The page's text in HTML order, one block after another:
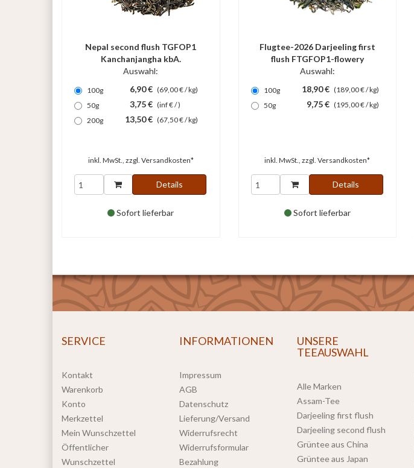
Nepal second flush TGFOP1
Kanchanjangha kbA.
Auswahl:
100g 6,90 € (69,00 € / kg)
50g
3,75 € (inf € / )
200g
13,50 € (67,50 € / kg)
inkl. MwSt., zzgl. Versandkosten*
Details
Sofort lieferbar
Flugtee-2026 Darjeeling first
flush FTGFOP1-flowery
Puttabong Dj6
Auswahl:
100g 18,90 € (189,00 € / kg)
50g
9,75 € (195,00 € / kg)
inkl. MwSt., zzgl.Versandkosten*
Details
Sofort lieferbar
SERVICE
Kontakt
Warenkorb
Konto
Merkzettel
Mein Wunschzettel
Öffentlicher
Wunschzettel
INFORMATIONEN
Impressum
AGB
Datenschutz
Lieferung/Versand
Widerrufsrecht
Widerrufsformular
Bezahlung
UNSERE
TEEAUSWAHL
Alle Marken
Assam-Tee
Darjeeling first flush
Darjeeling second flush
Grüntee aus China
Grüntee aus Japan